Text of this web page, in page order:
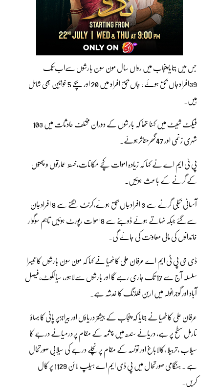
جس میں بتایا پنجاب میں رواں سال مون سون بارشوں سےاب تک
39افرادجاں بحق ہوئے ، جاں بحق افراد میں 20 اور بچے 5 خواتین بھی شامل
ہیں۔
فیکٹ شیٹ میں کہنا تھا کہ بارشوں کے دوران مختلف حادثات میں 103
شہری زخمی اور 47گھرمتاثرہوئے۔
پی ٹی ایم اے نے کہا کہ زیادہ اموات کچے مکانات،خستہ عمارتوں و چھتوں
کے گرنے کے باعث ہوئیں۔
آسمانی بجلی گرنے سے 3 افرادجاں بحق ہوئے،کرنٹ لگنے سے 8 افرادجان
سےگئے جبکہ نہاتے ہوئے ڈوبنے سے 8 اموات رپورٹ ہوئیں تاہم سوگوار
خاندانوں کی مالی معاونت کی جائے گی۔
ڈی جی پی ٹی ایم اے عرفان علی کاٹھیا نے کہا کہ مون سون بارشوں کا تیسرا
سلسلہ آج سے 17 تک جاری رہے گا اور بارشوں سےلاہور، سیالکوٹ،فیصل
آباد اور گوجرانولہ میں اربن فلڈنگ کا خدشہ ہے۔
عرفان علی کاٹھیا نے بتایا کہ پنجاب کے بیشتر دریاؤں اور بیراجزپر پانی کا بہاؤ
نارمل سطح پر ہے، دریائے سندھ میں چشمہ کے مقام پر درمیانے درجے کا
سیلاب ،تربیلا ،کالاباغ اور تونسہ کے مقام پر نچلے درجے کی سیلابی صورتحال
ہے ۔ ہنگامی صورتحال میں پی ڈی ایم اے ہیلپ لائن 1129 پر کال
کریں۔